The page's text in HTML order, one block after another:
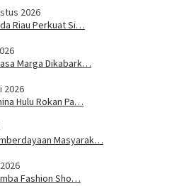
2026
Riau Perkuat Si…
Marga Dikabark…
2026
Hulu Rokan Pa…
Masyarak…
Fashion Sho…